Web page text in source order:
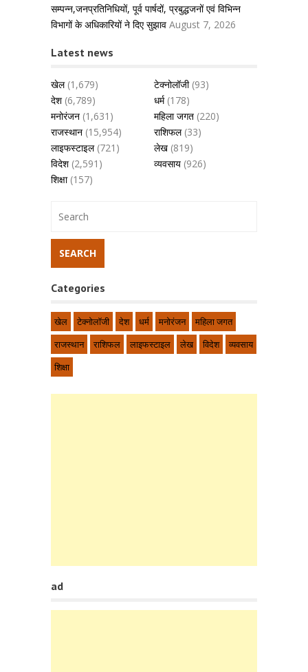
सम्पन्न,जनप्रतिनिधियों, पूर्व पार्षदों, प्रबुद्धजनों एवं विभिन्न
विभागों के अधिकारियों ने दिए सुझाव August 7, 2026
Latest news
खेल(1,679) टेक्नोलॉजी(93)
देश(6,789) धर्म(178)
मनोरंजन (1,631) महिला जगत (220)
राजस्थान (15,954) राशिफल(33)
लाइफस्टाइल(721) लेख (819)
विदेश(2,591) व्यवसाय (926)
शिक्षा(157)
Categories
खेल टेक्नोलॉजी देश धर्म मनोरंजन
महिला जगत
राजस्थान
राशिफल लाइफस्टाइल लेख विदेश
व्यवसाय
शिक्षा
ad